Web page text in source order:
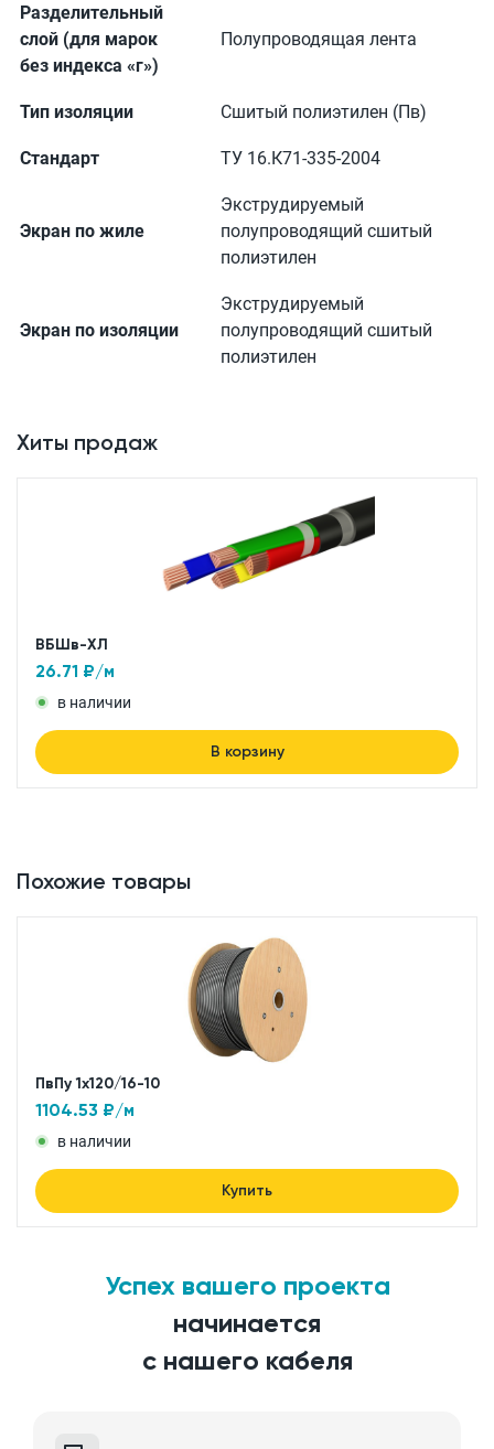
Разделительный
слой (для марок
без индекса «г»)
Полупроводящая лента
Тип изоляции Сшитый полиэтилен (Пв)
Стандарт ТУ 16.К71-335-2004
Экран по жиле
Экструдируемый
полупроводящий сшитый
полиэтилен
Экран по изоляции
Экструдируемый
полупроводящий сшитый
полиэтилен
Хиты продаж
ВБШв-ХЛ
26.71 ₽/м
в наличии
В корзину
Похожие товары
ПвПу 1x120/16-10
1104.53 ₽/м
в наличии
Купить
Успех вашего проекта
начинается
с нашего кабеля